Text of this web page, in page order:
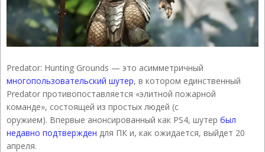
Predator: Hunting Grounds — это асимметричный
многопользовательский шутер, в котором единственный
Predator противопоставляется «элитной пожарной
команде», состоящей из простых людей (с
оружием). Впервые анонсированный как PS4, шутер был
недавно подтвержден для ПК и, как ожидается, выйдет 20
апреля.